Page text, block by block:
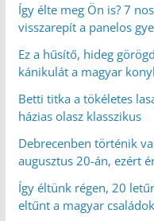
Így élte meg Ön is? 7
visszarepít a panelos
Ez a hűsítő, hideg
kánikulát a magyar
Betti titka a tökéletes
házias olasz klasszikus
Debrecenben történik
augusztus 20-án, ezért
Így éltünk régen, 20
eltűnt a magyar